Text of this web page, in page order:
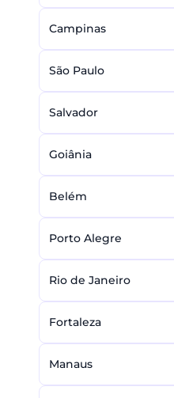
Campinas
São Paulo
Salvador
Goiânia
Belém
Porto Alegre
Rio de Janeiro
Fortaleza
Manaus